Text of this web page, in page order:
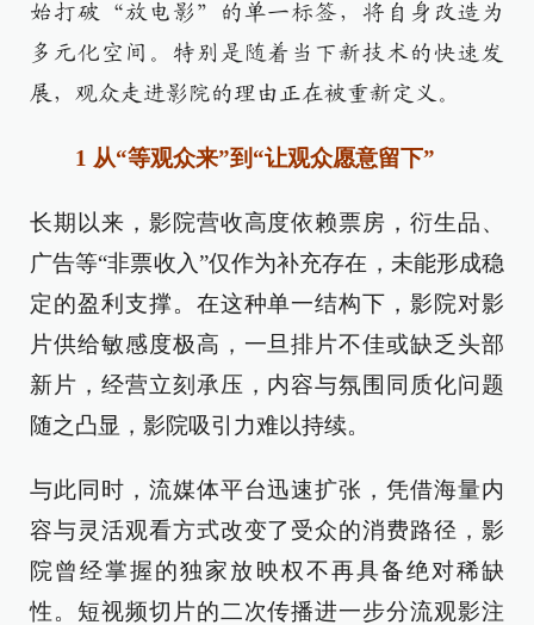
始打破“放电影”的单一标签，将自身改造为
多元化空间。特别是随着当下新技术的快速发
展，观众走进影院的理由正在被重新定义。
1 从“等观众来”到“让观众愿意留下”
长期以来，影院营收高度依赖票房，衍生品、
广告等“非票收入”仅作为补充存在，未能形成稳
定的盈利支撑。在这种单一结构下，影院对影
片供给敏感度极高，一旦排片不佳或缺乏头部
新片，经营立刻承压，内容与氛围同质化问题
随之凸显，影院吸引力难以持续。
与此同时，流媒体平台迅速扩张，凭借海量内
容与灵活观看方式改变了受众的消费路径，影
院曾经掌握的独家放映权不再具备绝对稀缺
性。短视频切片的二次传播进一步分流观影注